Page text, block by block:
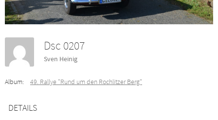
Dsc 0207
Sven Heinig
Album: 49. Rallye "Rund um den Rochlitzer Berg"
DETAILS